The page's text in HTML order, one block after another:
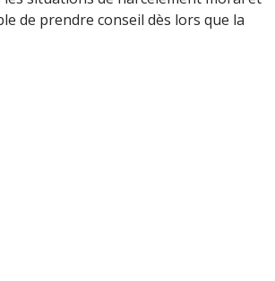
de prendre conseil dès lors que la